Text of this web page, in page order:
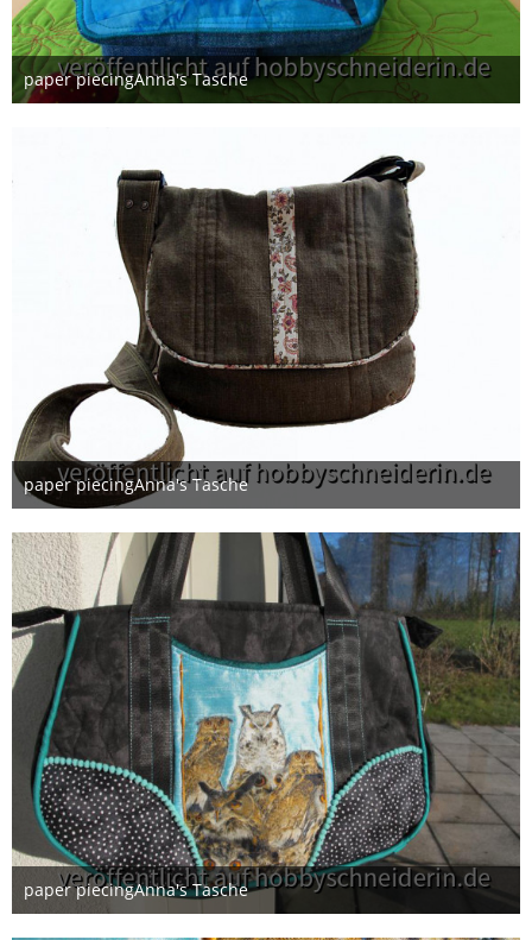
paper piecingAnna's Tasche
7. Februar 2015
paper piecingAnna's Tasche
7. Februar 2015
paper piecingAnna's Tasche
7. Februar 2015